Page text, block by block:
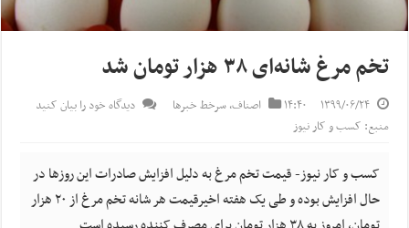
تخم مرغ شانه‌ای ۳۸ هزار تومان شد
۱۳۹۹/۰۶/۲۴ ۱۴:۴۰ اصناف,سرخط خبرها
دیدگاه خود را بیان کنید
منبع: کسب و کار نیوز
کسب و کار نیوز- قیمت تخم مرغ به دلیل افزایش صادرات این روزها در
حال افزایش بوده و طی یک هفته اخیرقیمت هر شانه تخم مرغ از ۲۰ هزار